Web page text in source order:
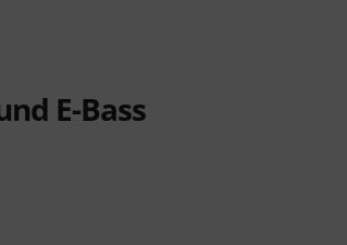
E-Bass